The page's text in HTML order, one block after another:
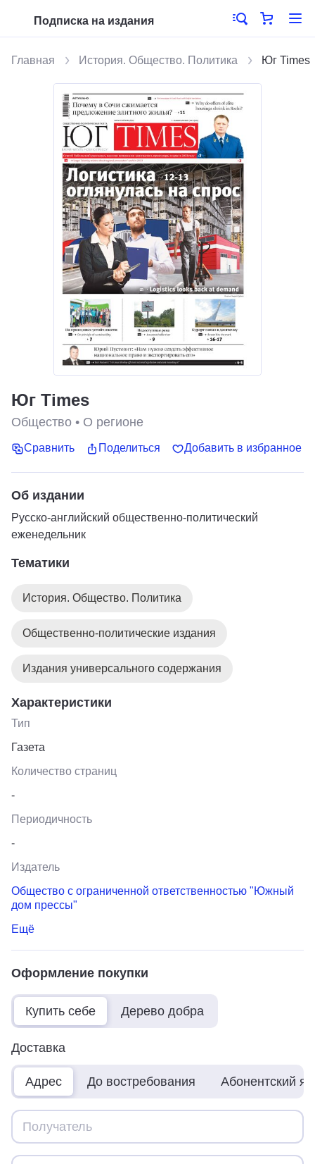
Подписка на издания
Главная История. Общество. Политика Юг Times
Юг Times
Общество • О регионе
Сравнить Поделиться Добавить в избранное
Об издании
Русско-английский общественно-политический
еженедельник
Тематики
История. Общество. Политика
Общественно-политические издания
Издания универсального содержания
Характеристики
Тип
Газета
Количество страниц
-
Периодичность
-
Издатель
Общество с ограниченной ответственностью "Южный
дом прессы"
Ещё
Оформление покупки
Купить себе Дерево добра
Доставка
Адрес До востребования Абонентский